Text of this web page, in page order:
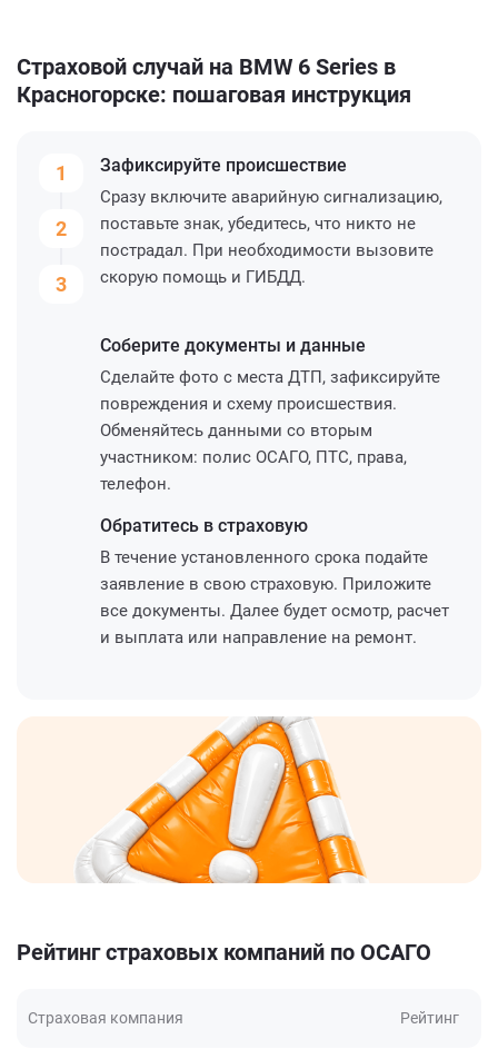
Страховой случай на BMW 6 Series в
Красногорске: пошаговая инструкция
1
2
3
Зафиксируйте происшествие
Сразу включите аварийную сигнализацию,
поставьте знак, убедитесь, что никто не
пострадал. При необходимости вызовите
скорую помощь и ГИБДД.
Соберите документы и данные
Сделайте фото с места ДТП, зафиксируйте
повреждения и схему происшествия.
Обменяйтесь данными со вторым
участником: полис ОСАГО, ПТС, права,
телефон.
Обратитесь в страховую
В течение установленного срока подайте
заявление в свою страховую. Приложите
все документы. Далее будет осмотр, расчет
и выплата или направление на ремонт.
Рейтинг страховых компаний по ОСАГО
Страховая компания Рейтинг